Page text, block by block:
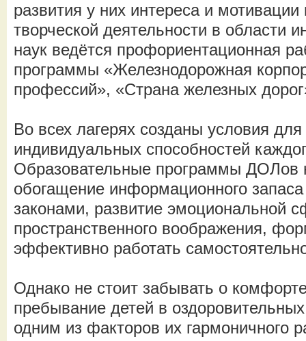
развития у них интереса и мотивации
творческой деятельности в области
наук ведётся профориентационная
программы «Железнодорожная
профессий», «Страна железных
Во всех лагерях созданы условия
индивидуальных способностей
Образовательные программы ДОЛов
обогащение информационного
законами, развитие эмоциональной
пространственного воображения,
эффективно работать
Однако не стоит забывать о
пребывание детей в
одним из факторов их гармоничного